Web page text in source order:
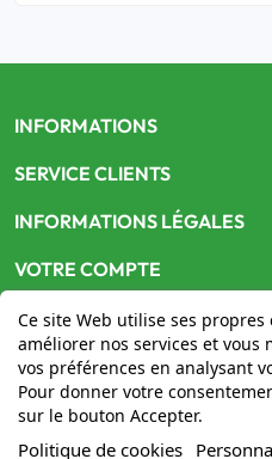
INFORMATIONS
SERVICE CLIENTS
INFORMATIONS LÉGALES
VOTRE COMPTE
Ce site Web utilise ses
améliorer nos services et vous
vos préférences en analysant
Pour donner votre
sur le bouton Accepter.
Politique de cookies
www.mon-